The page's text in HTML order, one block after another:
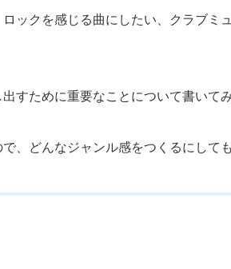
ックを感じる曲にしたい、クラブミ
すために重要なことについて書いて
、どんなジャンル感をつくるにして